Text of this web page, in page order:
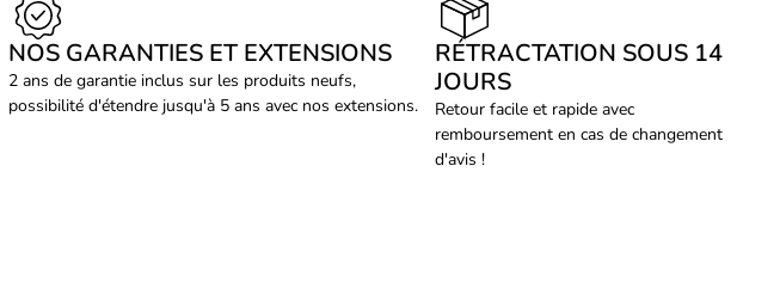
NOS GARANTIES ET EXTENSIONS
2 ans de garantie inclus sur les produits neufs,
possibilité d'étendre jusqu'à 5 ans avec nos extensions.
RÉTRACTATION SOUS 14
JOURS
Retour facile et rapide avec
remboursement en cas de changement
d'avis !